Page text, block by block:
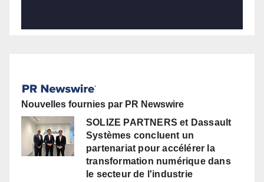
Nouvelles fournies par PR Newswire
SOLIZE PARTNERS et Dassault
Systèmes concluent un
partenariat pour accélérer la
transformation numérique dans
le secteur de l'industrie